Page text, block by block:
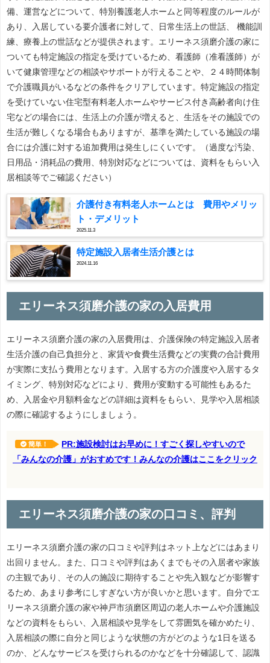
備、運営などについて、特別養護老人ホームと同等程度のルールが
あり、入居している要介護者に対して、日常生活上の世話、 機能訓
練、療養上の世話などが提供されます。エリーネス須磨介護の家に
ついても特定施設の指定を受けているため、看護師（准看護師）が
いて健康管理などの相談やサポートが行えることや、２４時間体制
で介護職員がいるなどの条件をクリアしています。特定施設の指定
を受けていない住宅型有料老人ホームやサービス付き高齢者向け住
宅などの場合には、生活上の介護が増えると、生活をその施設での
生活が難しくなる場合もありますが、基準を満たしている施設の場
合には介護に対する追加費用は発生しにくいです。（過度な汚染、
日用品・消耗品の費用、特別対応などについては、資料をもらい入
居相談等でご確認ください）
介護付き有料老人ホームとは 費用やメリッ
ト・デメリット
2025.11.3
特定施設入居者生活介護とは
2024.11.16
エリーネス須磨介護の家の入居費用
エリーネス須磨介護の家の入居費用は、介護保険の特定施設入居者
生活介護の自己負担分と、家賃や食費生活費などの実費の合計費用
が実際に支払う費用となります。入居する方の介護度や入居するタ
イミング、特別対応などにより、費用が変動する可能性もあるた
め、入居金や月額料金などの詳細は資料をもらい、見学や入居相談
の際に確認するようにしましょう。
簡単！
PR:施設検討はお早めに！すごく探しやすいので
「みんなの介護」がおすめです！みんなの介護はここをクリック
エリーネス須磨介護の家の口コミ、評判
エリーネス須磨介護の家の口コミや評判はネット上などにはあまり
出回りません。また、口コミや評判はあくまでもその入居者や家族
の主観であり、その人の施設に期待することや先入観などが影響す
るため、あまり参考にしすぎない方が良いかと思います。自分でエ
リーネス須磨介護の家や神戸市須磨区周辺の老人ホームや介護施設
などの資料をもらい、入居相談や見学をして雰囲気を確かめたり、
入居相談の際に自分と同じような状態の方がどのような1日を送る
のか、どんなサービスを受けられるのかなどを十分確認して、認識